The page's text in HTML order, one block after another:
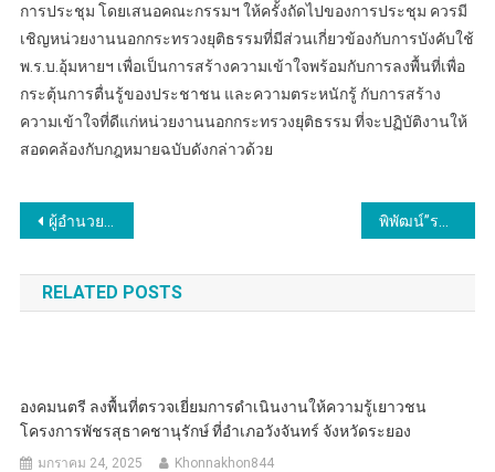
การประชุม โดยเสนอคณะกรรมฯ ให้ครั้งถัดไปของการประชุม ควรมี
เชิญหน่วยงานนอกกระทรวงยุติธรรมที่มีส่วนเกี่ยวข้องกับการบังคับใช้
พ.ร.บ.อุ้มหายฯ เพื่อเป็นการสร้างความเข้าใจพร้อมกับการลงพื้นที่เพื่อ
กระตุ้นการตื่นรู้ของประชาชน และความตระหนักรู้ กับการสร้าง
ความเข้าใจที่ดีแก่หน่วยงานนอกกระทรวงยุติธรรม ที่จะปฏิบัติงานให้
สอดคล้องกับกฎหมายฉบับดังกล่าวด้วย
แนะแนว
เรื่อง
ผู้อำนวยการสำนักประชาสัมพันธ์เขต 4 และคณะ พิจารณาผลการดำเนินงานโครงการสถานีวิทยุกระจายเสียงแห่งประเทศไทยดีเด่น และสำนักงานประชาสัมพันธ์จังหวัด ดีเด่น ประจำปี 2566
RELATED POSTS
องคมนตรี ลงพื้นที่ตรวจเยี่ยมการดำเนินงานให้ความรู้เยาวชน
โครงการพัชรสุธาคชานุรักษ์ ที่อำเภอวังจันทร์ จังหวัดระยอง
มกราคม 24, 2025 Khonnakhon844